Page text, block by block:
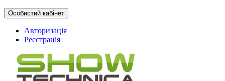
Особистий кабінет
Авторизація
Реєстрація